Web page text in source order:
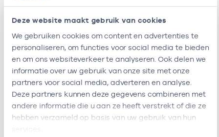
Deze website maakt gebruik van cookies
We gebruiken cookies om content en advertenties te
personaliseren, om functies voor social media te bieden
en om ons websiteverkeer te analyseren. Ook delen we
informatie over uw gebruik van onze site met onze
partners voor social media, adverteren en analyse.
Deze partners kunnen deze gegevens combineren met
andere informatie die u aan ze heeft verstrekt of die ze
hebben verzameld op basis van uw gebruik van hun
vestigingen
Naam Adres AGB-code
Independent
Care
Zwembaan
207
3134KN
Vlaardingen
- 01-01-